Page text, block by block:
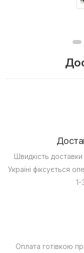
Швидкість
Україні фіксується
1-
Оплата готівкою